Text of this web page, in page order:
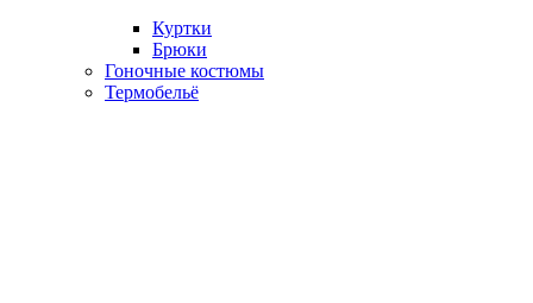
Куртки
Брюки
Гоночные костюмы
Термобельё